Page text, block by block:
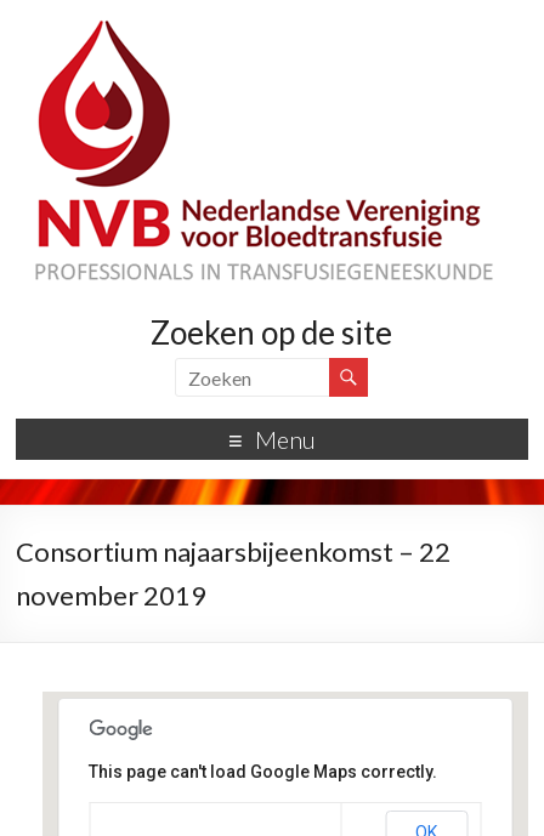
Zoeken op de site
Menu
Consortium najaarsbijeenkomst – 22
november 2019
This page can't load Google Maps correctly.